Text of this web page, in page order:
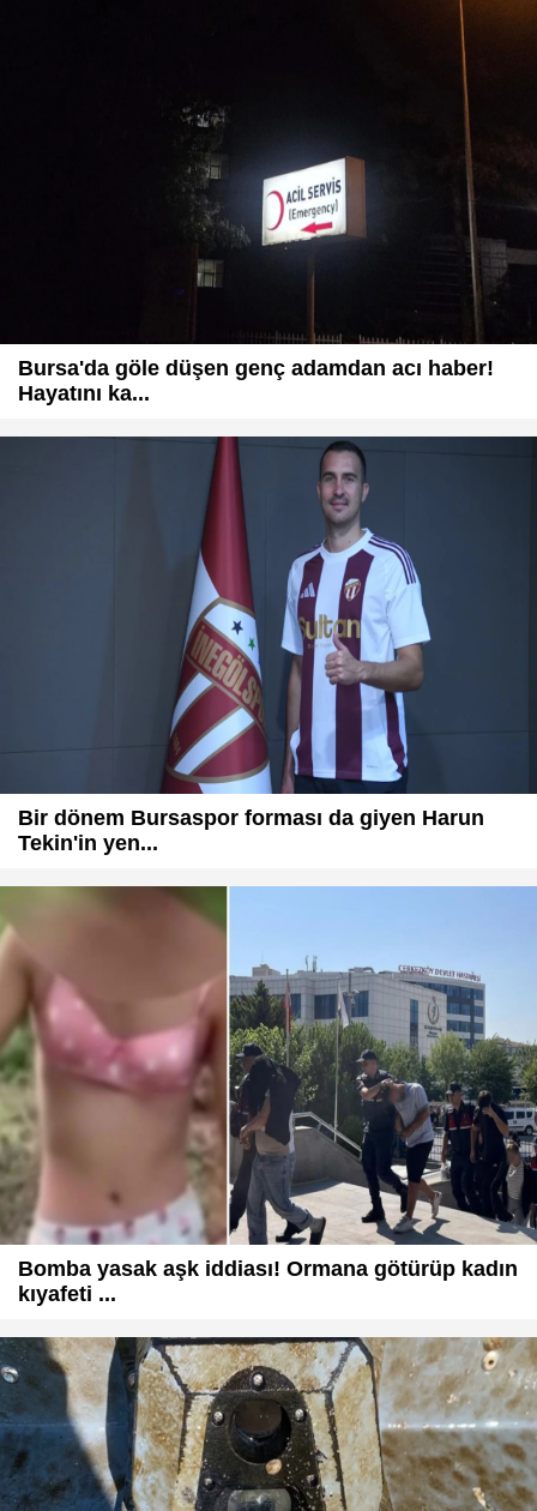
Bursa'da göle düşen genç adamdan acı haber!
Hayatını ka...
Bir dönem Bursaspor forması da giyen Harun
Tekin'in yen...
Bomba yasak aşk iddiası! Ormana götürüp kadın
kıyafeti ...